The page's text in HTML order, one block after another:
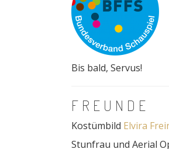
Bis bald, Servus!
FREUNDE
Kostümbild Elvira
Stunfrau und Aerial